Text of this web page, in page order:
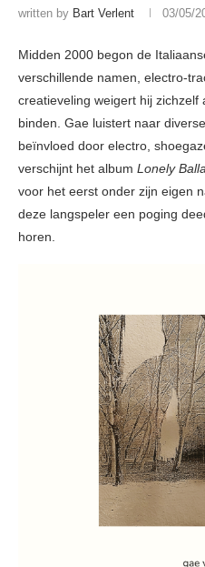
written by Bart Verlent 03/05/
Midden 2000 begon de
verschillende namen, electro-
creatieveling weigert hij
binden. Gae luistert naar
beïnvloed door electro,
verschijnt het album Lonely
voor het eerst onder zijn eigen
deze langspeler een poging
horen.